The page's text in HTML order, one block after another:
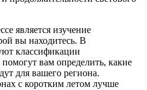
является изучение
вы находитесь. В
классификации
вам определить, какие
для вашего региона.
с коротким летом лучше